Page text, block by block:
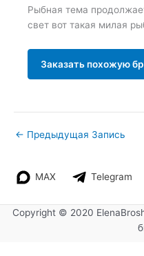
Рыбная тема
свет вот такая милая
Заказать похожую
← Предыдущая Запись
MAX Telegram
Copyright © 2020